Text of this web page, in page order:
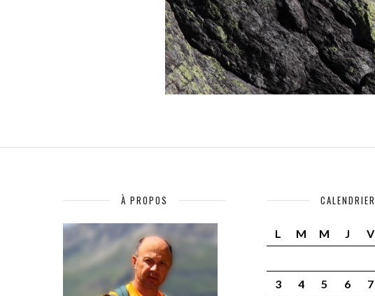
À PROPOS CALENDRIER
L M M J V
3
4 5 6 7